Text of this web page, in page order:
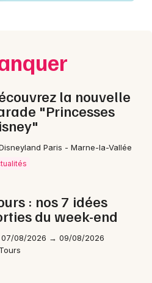
Val de Loire
la nouvelle
"Princesses
Paris - Marne-la-Vallée
: nos 7 idées
du week-end
07/08/2026 → 09/08/2026
Tours